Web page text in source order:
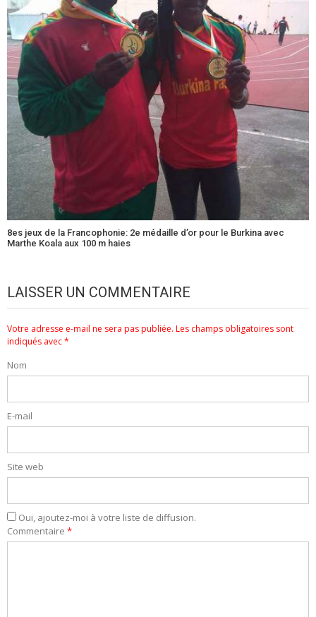
8es jeux de la Francophonie: 2e médaille d’or pour le Burkina avec
Marthe Koala aux 100 m haies
LAISSER UN COMMENTAIRE
Votre adresse e-mail ne sera pas publiée. Les champs obligatoires sont
indiqués avec*
Nom
E-mail
Site web
Oui, ajoutez-moi à votre liste de diffusion.
Commentaire *